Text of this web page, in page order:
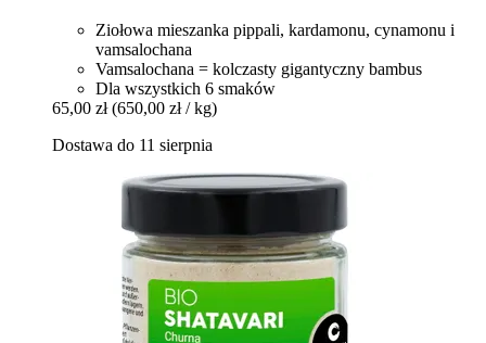
Ziołowa mieszanka pippali, kardamonu, cynamonu i
vamsalochana
Vamsalochana = kolczasty gigantyczny bambus
Dla wszystkich 6 smaków
65,00 zł (650,00 zł / kg)
Dostawa do 11 sierpnia